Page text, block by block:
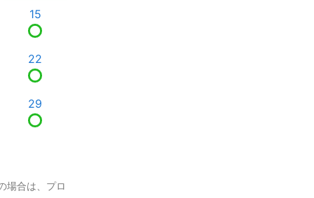
15
22
29
場合は、プロ